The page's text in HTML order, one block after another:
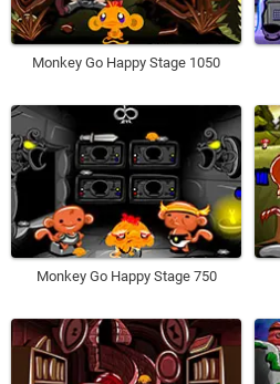
Monkey Go Happy Stage 1050
Monkey Go Happy Stage 750